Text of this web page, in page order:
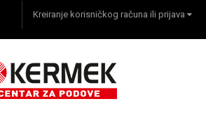
Kreiranje korisničkog računa ili prijava